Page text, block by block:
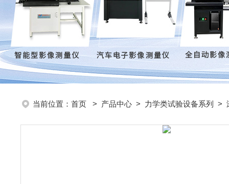
当前位置： 首页 > 产品中心 > 力学类试验设备系列 >